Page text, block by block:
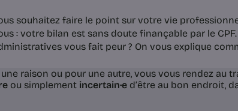
souhaitez faire le point sur votre vie
: votre bilan est sans doute finançable par le
vous fait peur ? On vous explique
raison ou pour une autre, vous vous rendez au
ou simplement incertain·e d’être au bon endroit,